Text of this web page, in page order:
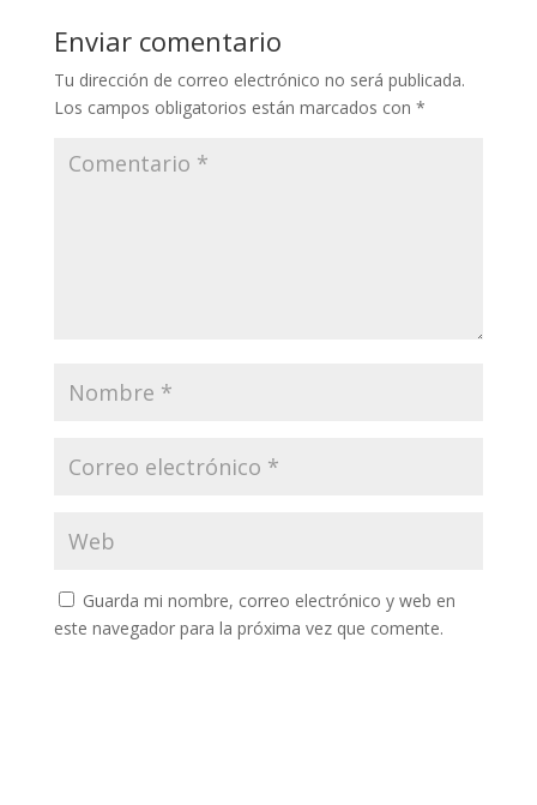
Enviar comentario
Tu dirección de correo electrónico no será publicada.
Los campos obligatorios están marcados con *
Guarda mi nombre, correo electrónico y web en
este navegador para la próxima vez que comente.